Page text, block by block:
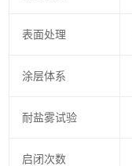
表面处理
涂层体系
耐盐雾试验
启闭次数